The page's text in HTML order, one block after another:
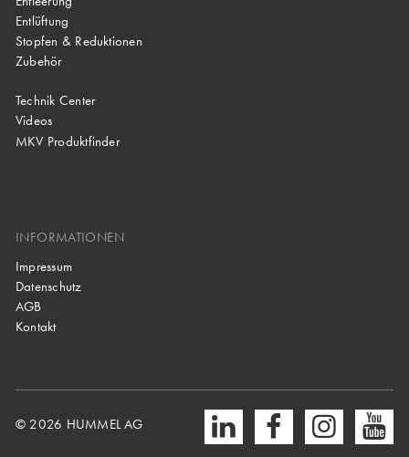
Entlüftung
Stopfen & Reduktionen
Zubehör
Technik Center
Videos
MKV Produktfinder
INFORMATIONEN
Impressum
Datenschutz
AGB
Kontakt
© 2026 HUMMEL AG